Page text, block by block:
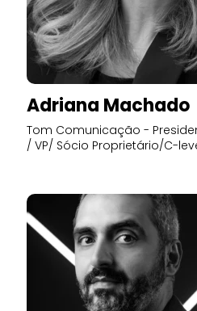
Adriana Machado
Tom Comunicação -
/ VP/ Sócio Proprietário/C-